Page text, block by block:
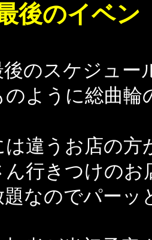
後のイベン
後のスケジュー
のように総曲輪
は違うお店の方
ん行きつけのお
題なのでパーッ